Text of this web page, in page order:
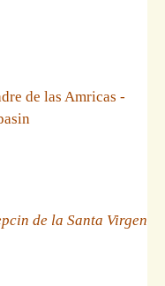
de las Amricas -
de la Santa Virgen